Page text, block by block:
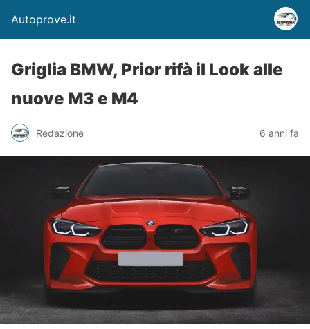
Autoprove.it
Griglia BMW, Prior rifà il Look alle
nuove M3 e M4
Redazione 6 anni fa